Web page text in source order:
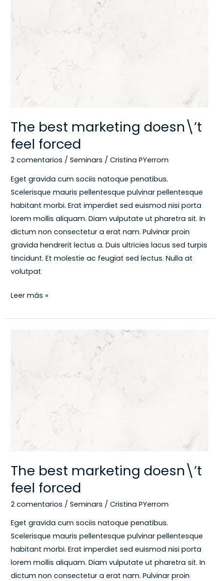
The best marketing doesn\’t
feel forced
2 comentarios /Seminars /Cristina PYerrom
Eget gravida cum sociis natoque penatibus.
Scelerisque mauris pellentesque pulvinar pellentesque
habitant morbi. Erat imperdiet sed euismod nisi porta
lorem mollis aliquam. Diam vulputate ut pharetra sit. In
dictum non consectetur a erat nam. Pulvinar proin
gravida hendrerit lectus a. Duis ultricies lacus sed turpis
tincidunt. Et molestie ac feugiat sed lectus. Nulla at
volutpat
marketing
doesn\’t
Leer más »
The best marketing doesn\’t
feel forced
2 comentarios /Seminars /Cristina PYerrom
Eget gravida cum sociis natoque penatibus.
Scelerisque mauris pellentesque pulvinar pellentesque
habitant morbi. Erat imperdiet sed euismod nisi porta
lorem mollis aliquam. Diam vulputate ut pharetra sit. In
dictum non consectetur a erat nam. Pulvinar proin
marketing
doesn\’t